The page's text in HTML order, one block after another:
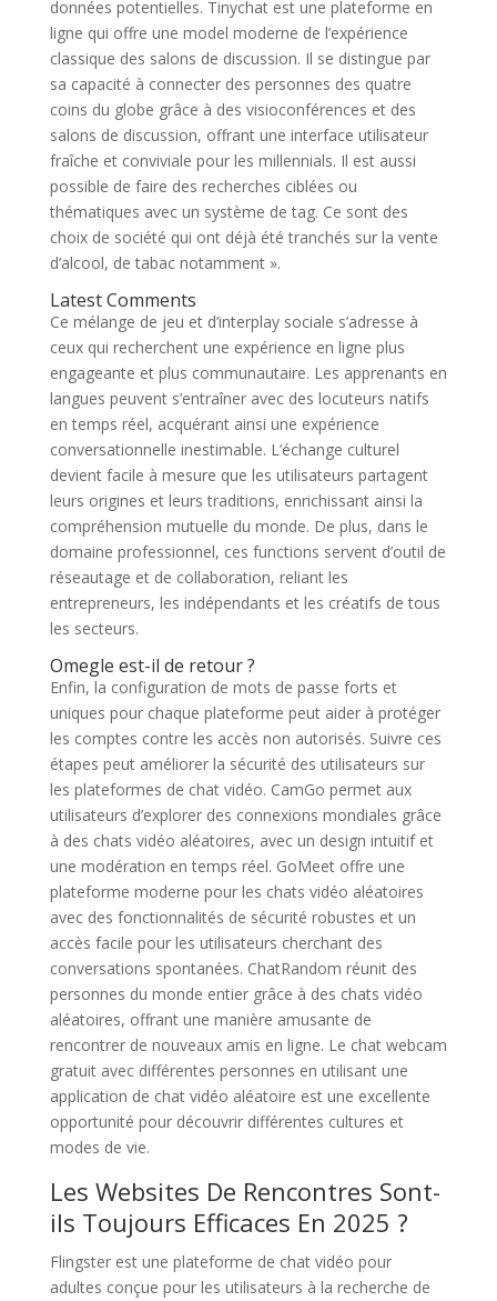
données potentielles. Tinychat est une plateforme en
ligne qui offre une model moderne de l’expérience
classique des salons de discussion. Il se distingue par
sa capacité à connecter des personnes des quatre
coins du globe grâce à des visioconférences et des
salons de discussion, offrant une interface utilisateur
fraîche et conviviale pour les millennials. Il est aussi
possible de faire des recherches ciblées ou
thématiques avec un système de tag. Ce sont des
choix de société qui ont déjà été tranchés sur la vente
d’alcool, de tabac notamment ».
Latest Comments
Ce mélange de jeu et d’interplay sociale s’adresse à
ceux qui recherchent une expérience en ligne plus
engageante et plus communautaire. Les apprenants en
langues peuvent s’entraîner avec des locuteurs natifs
en temps réel, acquérant ainsi une expérience
conversationnelle inestimable. L’échange culturel
devient facile à mesure que les utilisateurs partagent
leurs origines et leurs traditions, enrichissant ainsi la
compréhension mutuelle du monde. De plus, dans le
domaine professionnel, ces functions servent d’outil de
réseautage et de collaboration, reliant les
entrepreneurs, les indépendants et les créatifs de tous
les secteurs.
Omegle est-il de retour ?
Enfin, la configuration de mots de passe forts et
uniques pour chaque plateforme peut aider à protéger
les comptes contre les accès non autorisés. Suivre ces
étapes peut améliorer la sécurité des utilisateurs sur
les plateformes de chat vidéo. CamGo permet aux
utilisateurs d’explorer des connexions mondiales grâce
à des chats vidéo aléatoires, avec un design intuitif et
une modération en temps réel. GoMeet offre une
plateforme moderne pour les chats vidéo aléatoires
avec des fonctionnalités de sécurité robustes et un
accès facile pour les utilisateurs cherchant des
conversations spontanées. ChatRandom réunit des
personnes du monde entier grâce à des chats vidéo
aléatoires, offrant une manière amusante de
rencontrer de nouveaux amis en ligne. Le chat webcam
gratuit avec différentes personnes en utilisant une
application de chat vidéo aléatoire est une excellente
opportunité pour découvrir différentes cultures et
modes de vie.
Les Websites De Rencontres Sont-
ils Toujours Efficaces En 2025 ?
Flingster est une plateforme de chat vidéo pour
adultes conçue pour les utilisateurs à la recherche de